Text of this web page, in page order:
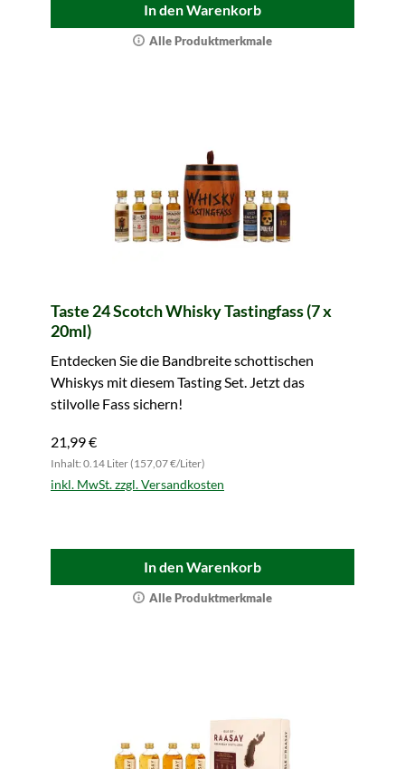
In den Warenkorb
Alle Produktmerkmale
Taste 24 Scotch Whisky Tastingfass (7 x
20ml)
Entdecken Sie die Bandbreite schottischen
Whiskys mit diesem Tasting Set. Jetzt das
stilvolle Fass sichern!
21,99 €
Inhalt: 0.14 Liter (157,07 €/Liter)
inkl. MwSt. zzgl. Versandkosten
In den Warenkorb
Alle Produktmerkmale